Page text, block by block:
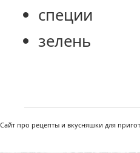
специи
зелень
Сайт про рецепты и вкусняшки для